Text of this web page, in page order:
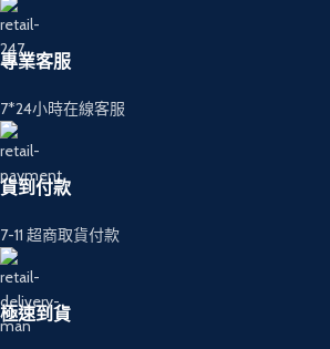
專業客服
7*24小時在線客服
貨到付款
7-11 超商取貨付款
極速到貨